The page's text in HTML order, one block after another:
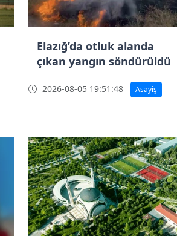
Elazığ’da otluk alanda
çıkan yangın söndürüldü
2026-08-05 19:51:48 Asayiş